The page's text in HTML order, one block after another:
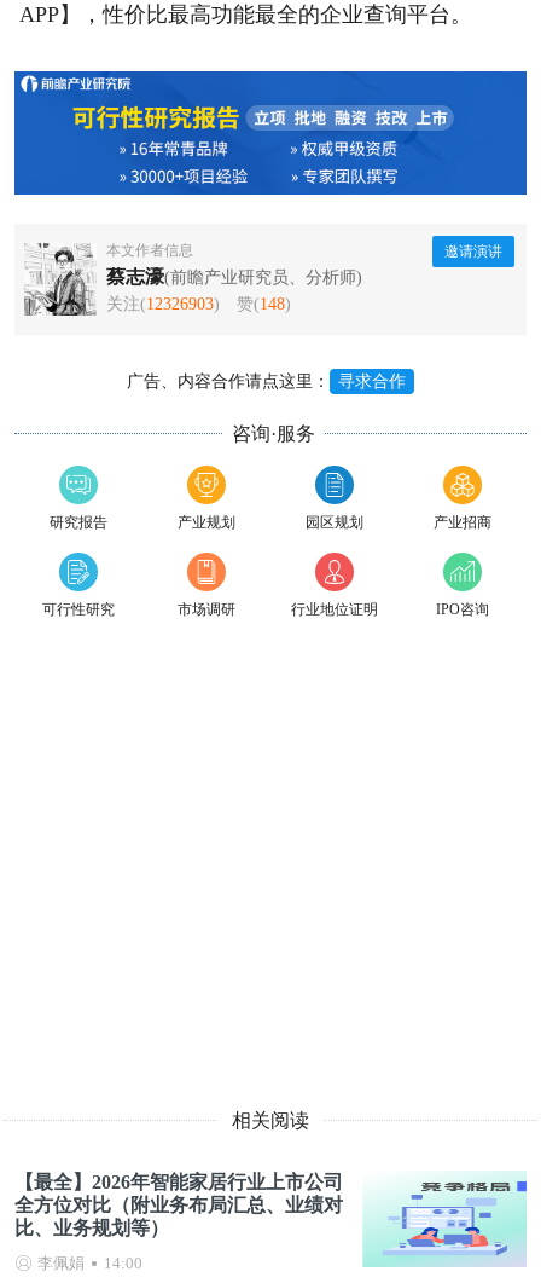
APP】，性价比最高功能最全的企业查询平台。
本文作者信息
蔡志濠(前瞻产业研究员、分析师)
关注(12326903) 赞(148)
邀请演讲
广告、内容合作请点这里： 寻求合作
咨询·服务
研究报告 产业规划 园区规划 产业招商
可行性研究 市场调研 行业地位证明 IPO咨询
相关阅读
【最全】2026年智能家居行业上市公司
全方位对比（附业务布局汇总、业绩对
比、业务规划等）
李佩娟 14:00